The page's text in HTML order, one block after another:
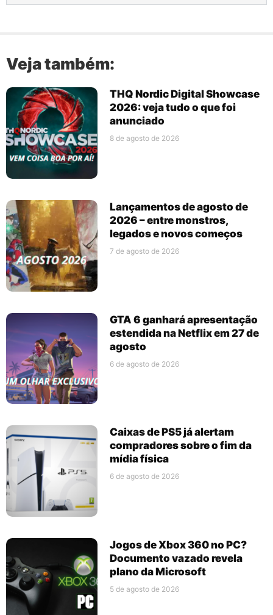
Veja também:
THQ Nordic Digital Showcase
2026: veja tudo o que foi
anunciado
8 de agosto de 2026
Lançamentos de agosto de
2026 – entre monstros,
legados e novos começos
7 de agosto de 2026
GTA 6 ganhará apresentação
estendida na Netflix em 27 de
agosto
6 de agosto de 2026
Caixas de PS5 já alertam
compradores sobre o fim da
mídia física
6 de agosto de 2026
Jogos de Xbox 360 no PC?
Documento vazado revela
plano da Microsoft
5 de agosto de 2026